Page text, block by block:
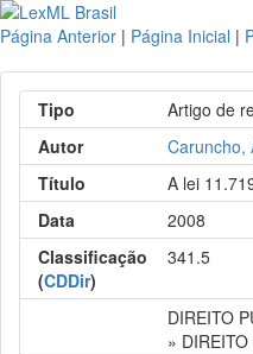
Página Anterior | Página Inicial |
Tipo
Artigo de
Autor
Caruncho,
Título
A lei
Data
2008
Classificação
(CDDir)
341.5
DIREITO
»